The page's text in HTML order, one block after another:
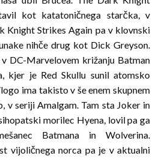
kot katatoničnega starčka, v
Knight Strikes Again pa v klovnski
nihče drug kot Dick Greyson.
DC-Marvelovem križanju Batman
kjer je Red Skullu sunil atomsko
ima takisto v še enem skupnem
v seriji Amalgam. Tam sta Joker in
morilec Hyena, lovil pa ga
Batmana in Wolverina.
vijoličnega norca pa je v aktualni